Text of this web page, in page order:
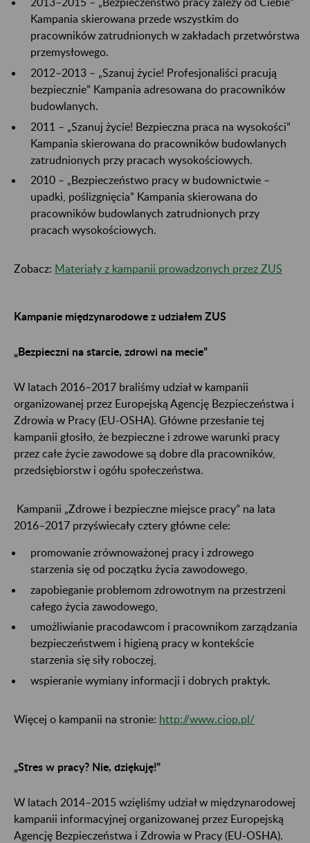
Kampania skierowana przede wszystkim do
pracowników zatrudnionych w zakładach przetwórstwa
przemysłowego.
2012–2013 – „Szanuj życie! Profesjonaliści pracują
bezpiecznie” Kampania adresowana do pracowników
budowlanych.
2011 – „Szanuj życie! Bezpieczna praca na wysokości”
Kampania skierowana do pracowników budowlanych
zatrudnionych przy pracach wysokościowych.
2010 – „Bezpieczeństwo pracy w budownictwie –
upadki, poślizgnięcia” Kampania skierowana do
pracowników budowlanych zatrudnionych przy
pracach wysokościowych.
Zobacz: Materiały z kampanii prowadzonych przez ZUS
Kampanie międzynarodowe z udziałem ZUS
„Bezpieczni na starcie, zdrowi na mecie”
W latach 2016–2017 braliśmy udział w kampanii
organizowanej przez Europejską Agencję Bezpieczeństwa i
Zdrowia w Pracy (EU-OSHA). Główne przesłanie tej
kampanii głosiło, że bezpieczne i zdrowe warunki pracy
przez całe życie zawodowe są dobre dla pracowników,
przedsiębiorstw i ogółu społeczeństwa.
Kampanii „Zdrowe i bezpieczne miejsce pracy” na lata
2016–2017 przyświecały cztery główne cele:
promowanie zrównoważonej pracy i zdrowego
starzenia się od początku życia zawodowego,
zapobieganie problemom zdrowotnym na przestrzeni
całego życia zawodowego,
umożliwianie pracodawcom i pracownikom zarządzania
bezpieczeństwem i higieną pracy w kontekście
starzenia się siły roboczej,
wspieranie wymiany informacji i dobrych praktyk.
Więcej o kampanii na stronie: http://www.ciop.pl/
„Stres w pracy? Nie, dziękuję!”
W latach 2014–2015 wzięliśmy udział w międzynarodowej
kampanii informacyjnej organizowanej przez Europejską
Agencję Bezpieczeństwa i Zdrowia w Pracy (EU-OSHA).